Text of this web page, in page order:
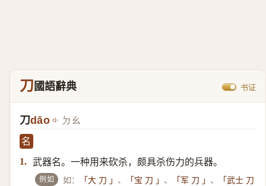
刀國語辭典 书证
刀dāo ㄉㄠ
名
1. 武器名。一种用来砍杀，颇具杀伤力的兵器。
例如 如： 「大 刀 」 、 「宝 刀 」 、 「军 刀 」 、
「武士 刀